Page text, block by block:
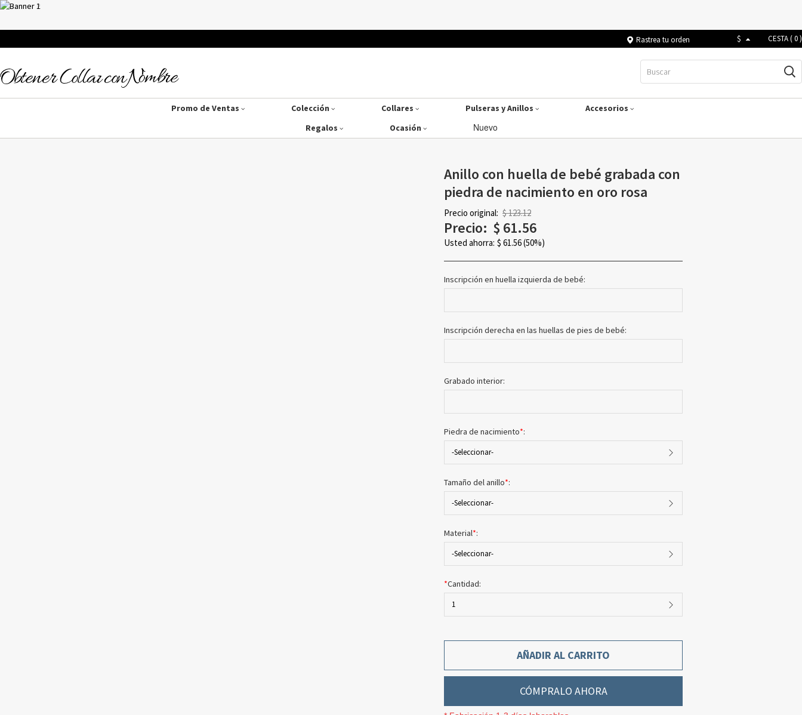
Rastrea tu orden $ CESTA (0)
Promo de Ventas Colección Collares Pulseras y Anillos
Accesorios
Regalos
Ocasión Nuevo
Anillo con huella de bebé grabada con
piedra de nacimiento en oro rosa
Precio original: $ 123.12
Precio: $ 61.56
Usted ahorra: $ 61.56(50%)
Inscripción en huella izquierda de bebé:
Inscripción derecha en las huellas de pies de bebé:
Grabado interior:
Piedra de nacimiento*:
-Seleccionar-
Tamaño del anillo*:
-Seleccionar-
Material*:
-Seleccionar-
*Cantidad:
1
AÑADIR AL CARRITO
CÓMPRALO AHORA